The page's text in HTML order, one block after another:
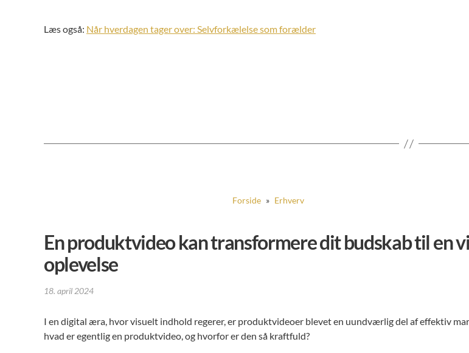
Læs også: Når hverdagen tager over: Selvforkælelse som forælder
Forside » Erhverv
En produktvideo kan transformere dit budskab til en
oplevelse
18. april 2024
I en digital æra, hvor visuelt indhold regerer, er produktvideoer blevet en uundværlig del af effektiv
hvad er egentlig en produktvideo, og hvorfor er den så kraftfuld?